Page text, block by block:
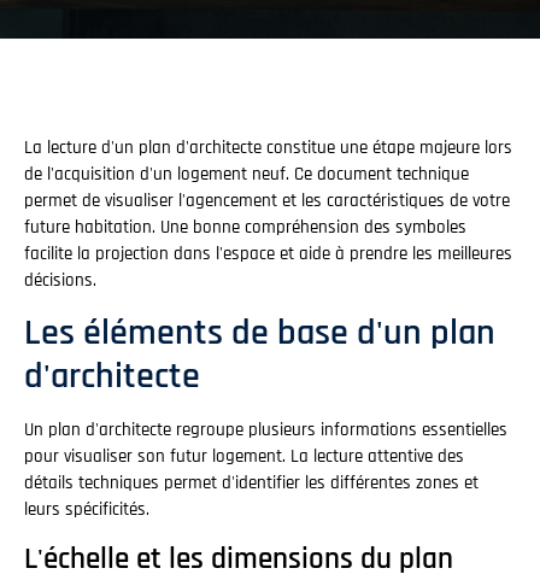
La lecture d'un plan d'architecte constitue une étape majeure lors
de l'acquisition d'un logement neuf. Ce document technique
permet de visualiser l'agencement et les caractéristiques de votre
future habitation. Une bonne compréhension des symboles
facilite la projection dans l'espace et aide à prendre les meilleures
décisions.
Les éléments de base d'un plan
d'architecte
Un plan d'architecte regroupe plusieurs informations essentielles
pour visualiser son futur logement. La lecture attentive des
détails techniques permet d'identifier les différentes zones et
leurs spécificités.
L'échelle et les dimensions du plan